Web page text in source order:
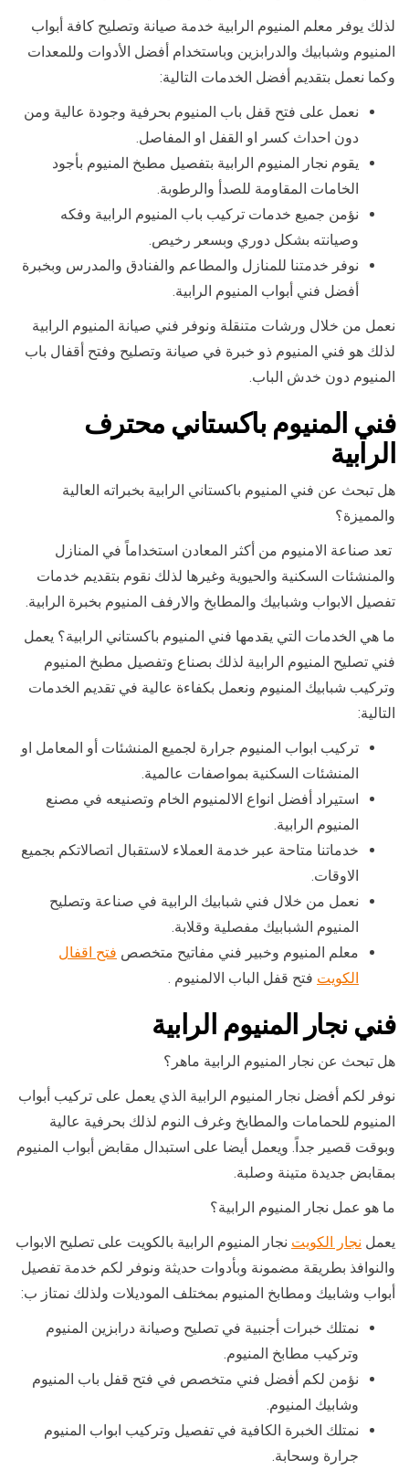
لذلك يوفر معلم المنيوم الرابية خدمة صيانة وتصليح كافة أبواب
المنيوم وشبابيك والدرابزين وباستخدام أفضل الأدوات وللمعدات
وكما نعمل بتقديم أفضل الخدمات التالية:
نعمل على فتح قفل باب المنيوم بحرفية وجودة عالية ومن
دون احداث كسر او القفل او المفاصل.
يقوم نجار المنيوم الرابية بتفصيل مطبخ المنيوم بأجود
الخامات المقاومة للصدأ والرطوبة.
نؤمن جميع خدمات تركيب باب المنيوم الرابية وفكه
وصيانته بشكل دوري وبسعر رخيص.
نوفر خدمتنا للمنازل والمطاعم والفنادق والمدرس وبخبرة
أفضل فني أبواب المنيوم الرابية.
نعمل من خلال ورشات متنقلة ونوفر فني صيانة المنيوم الرابية
لذلك هو فني المنيوم ذو خبرة في صيانة وتصليح وفتح أقفال باب
المنيوم دون خدش الباب.
فني المنيوم باكستاني محترف
الرابية
هل تبحث عن فني المنيوم باكستاني الرابية بخبراته العالية
والمميزة؟
تعد صناعة الامنيوم من أكثر المعادن استخداماً في المنازل
والمنشئات السكنية والحيوية وغيرها لذلك نقوم بتقديم خدمات
تفصيل الابواب وشبابيك والمطابخ والارفف المنيوم بخبرة الرابية.
ما هي الخدمات التي يقدمها فني المنيوم باكستاني الرابية؟ يعمل
فني تصليح المنيوم الرابية لذلك بصناع وتفصيل مطبخ المنيوم
وتركيب شبابيك المنيوم ونعمل بكفاءة عالية في تقديم الخدمات
التالية:
تركيب ابواب المنيوم جرارة لجميع المنشئات أو المعامل او
المنشئات السكنية بمواصفات عالمية.
استيراد أفضل انواع الالمنيوم الخام وتصنيعه في مصنع
المنيوم الرابية.
خدماتنا متاحة عبر خدمة العملاء لاستقبال اتصالاتكم بجميع
الاوقات.
نعمل من خلال فني شبابيك الرابية في صناعة وتصليح
المنيوم الشبابيك مفصلية وقلابة.
معلم المنيوم وخبير فني مفاتيح متخصص فتح اقفال
الكويت فتح قفل الباب الالمنيوم .
فني نجار المنيوم الرابية
هل تبحث عن نجار المنيوم الرابية ماهر؟
نوفر لكم أفضل نجار المنيوم الرابية الذي يعمل على تركيب أبواب
المنيوم للحمامات والمطابخ وغرف النوم لذلك بحرفية عالية
وبوقت قصير جداً. ويعمل أيضا على استبدال مقابض أبواب المنيوم
بمقابض جديدة متينة وصلبة.
ما هو عمل نجار المنيوم الرابية؟
يعمل نجار الكويت نجار المنيوم الرابية بالكويت على تصليح الابواب
والنوافذ بطريقة مضمونة وبأدوات حديثة ونوفر لكم خدمة تفصيل
أبواب وشابيك ومطابخ المنيوم بمختلف الموديلات ولذلك نمتاز ب:
نمتلك خبرات أجنبية في تصليح وصيانة درابزين المنيوم
وتركيب مطابخ المنيوم.
نؤمن لكم أفضل فني متخصص في فتح قفل باب المنيوم
وشابيك المنيوم.
نمتلك الخبرة الكافية في تفصيل وتركيب ابواب المنيوم
جرارة وسحابة.